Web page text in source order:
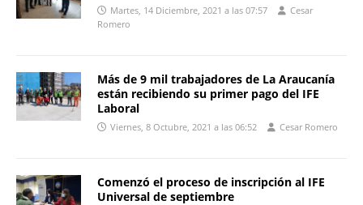
Martes, 14 Diciembre, 2021 a las 07:57
Cesar
Romero
Más de 9 mil trabajadores de La Araucanía
están recibiendo su primer pago del IFE
Laboral
Viernes, 8 Octubre, 2021 a las 06:52 Cesar Romero
Comenzó el proceso de inscripción al IFE
Universal de septiembre